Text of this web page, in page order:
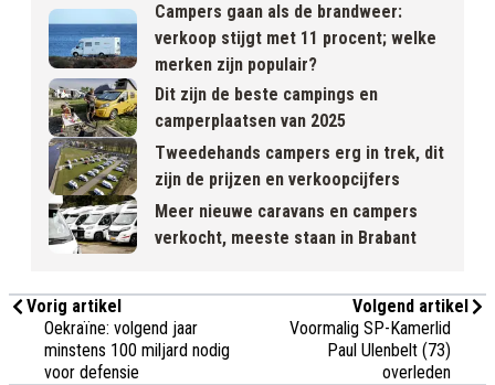
Campers gaan als de brandweer:
verkoop stijgt met 11 procent; welke
merken zijn populair?
Dit zijn de beste campings en
camperplaatsen van 2025
Tweedehands campers erg in trek, dit
zijn de prijzen en verkoopcijfers
Meer nieuwe caravans en campers
verkocht, meeste staan in Brabant
Vorig artikel
Oekraïne: volgend jaar
minstens 100 miljard nodig
voor defensie
Volgend artikel
Voormalig SP-Kamerlid
Paul Ulenbelt (73)
overleden